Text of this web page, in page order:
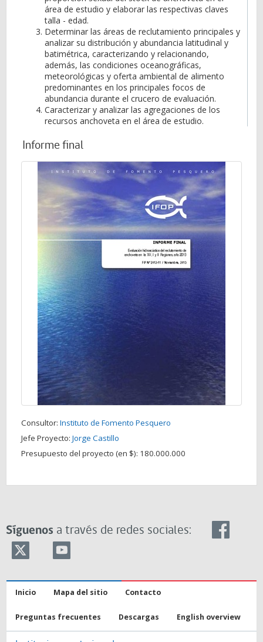
área de estudio y elaborar las respectivas claves
talla - edad.
Determinar las áreas de reclutamiento principales y
analizar su distribución y abundancia latitudinal y
batimétrica, caracterizando y relacionando,
además, las condiciones oceanográficas,
meteorológicas y oferta ambiental de alimento
predominantes en los principales focos de
abundancia durante el crucero de evaluación.
Caracterizar y analizar las agregaciones de los
recursos anchoveta en el área de estudio.
Informe final
Consultor: Instituto de Fomento Pesquero
Jefe Proyecto: Jorge Castillo
Presupuesto del proyecto (en $): 180.000.000
Síguenos a través de redes sociales:
Inicio Mapa del sitio Contacto
Preguntas frecuentes Descargas English overview